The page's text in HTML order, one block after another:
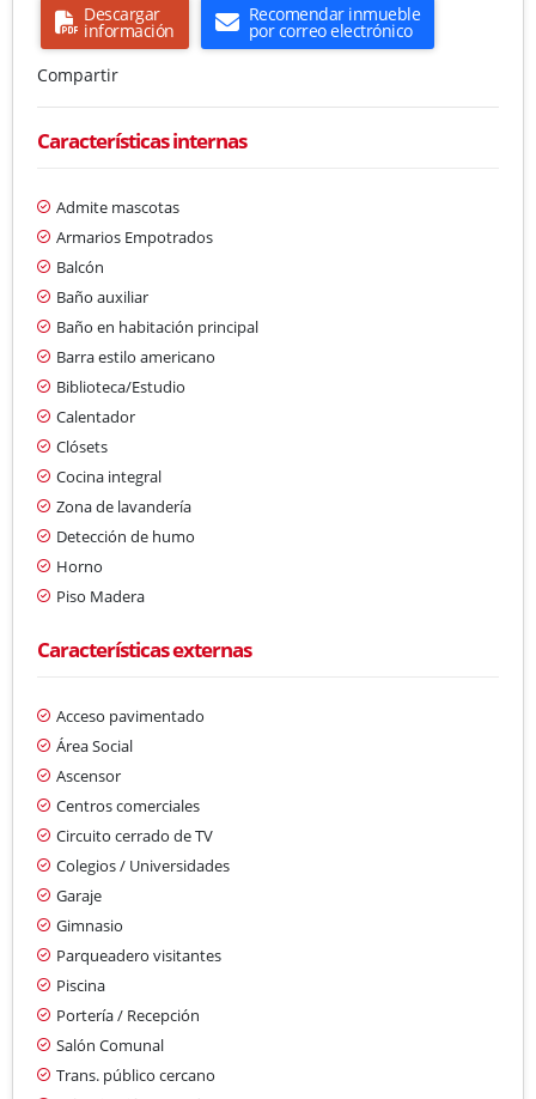
Descargar
información
Recomendar inmueble
por correo electrónico
Compartir
Características internas
Admite mascotas
Armarios Empotrados
Balcón
Baño auxiliar
Baño en habitación principal
Barra estilo americano
Biblioteca/Estudio
Calentador
Clósets
Cocina integral
Zona de lavandería
Detección de humo
Horno
Piso Madera
Características externas
Acceso pavimentado
Área Social
Ascensor
Centros comerciales
Circuito cerrado de TV
Colegios / Universidades
Garaje
Gimnasio
Parqueadero visitantes
Piscina
Portería / Recepción
Salón Comunal
Trans. público cercano